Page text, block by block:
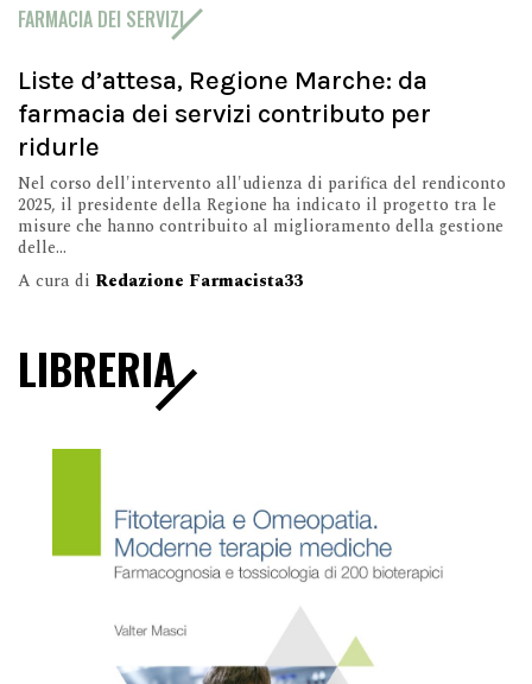
FARMACIA DEI SERVIZI
Liste d’attesa, Regione Marche: da
farmacia dei servizi contributo per
ridurle
Nel corso dell'intervento all'udienza di parifica del rendiconto
2025, il presidente della Regione ha indicato il progetto tra le
misure che hanno contribuito al miglioramento della gestione
delle...
A cura di Redazione Farmacista33
LIBRERIA